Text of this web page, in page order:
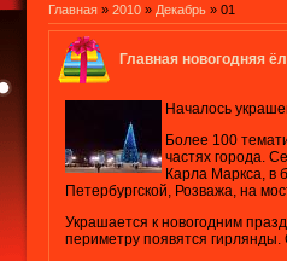
Главная » 2010 » Декабрь » 01
Главная новогодняя
Началось
Более 100
частях города.
Карла Маркса, в
Петербургской, Розважа, на
Украшается к новогодним
периметру появятся гирлянды.